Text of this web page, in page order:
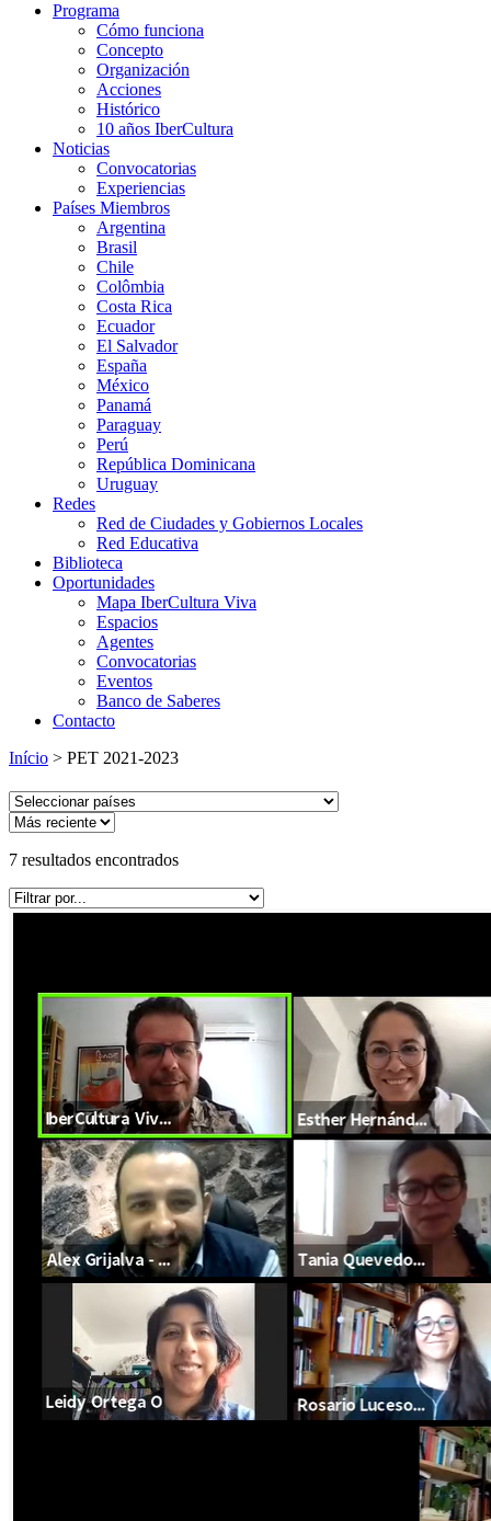
Programa
Cómo funciona
Concepto
Organización
Acciones
Histórico
10 años IberCultura
Noticias
Convocatorias
Experiencias
Países Miembros
Argentina
Brasil
Chile
Colômbia
Costa Rica
Ecuador
El Salvador
España
México
Panamá
Paraguay
Perú
República Dominicana
Uruguay
Redes
Red de Ciudades y Gobiernos Locales
Red Educativa
Biblioteca
Oportunidades
Mapa IberCultura Viva
Espacios
Agentes
Convocatorias
Eventos
Banco de Saberes
Contacto
Início > PET 2021-2023
7 resultados encontrados